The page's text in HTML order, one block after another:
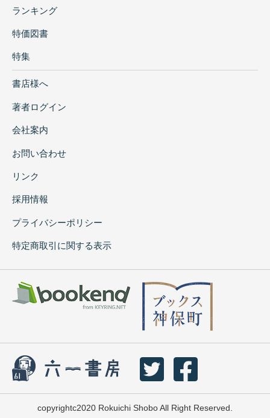
ランキング
特価図書
特集
書店様へ
著者ログイン
会社案内
お問い合わせ
リンク
採用情報
プライバシーポリシー
特定商取引に関する表示
copyrightc2020 Rokuichi Shobo All Right Reserved.